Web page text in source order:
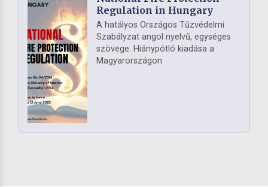
Regulation in Hungary
A hatályos Országos Tűzvédelmi
Szabályzat angol nyelvű, egységes
szövege. Hiánypótló kiadása a
Magyarországon